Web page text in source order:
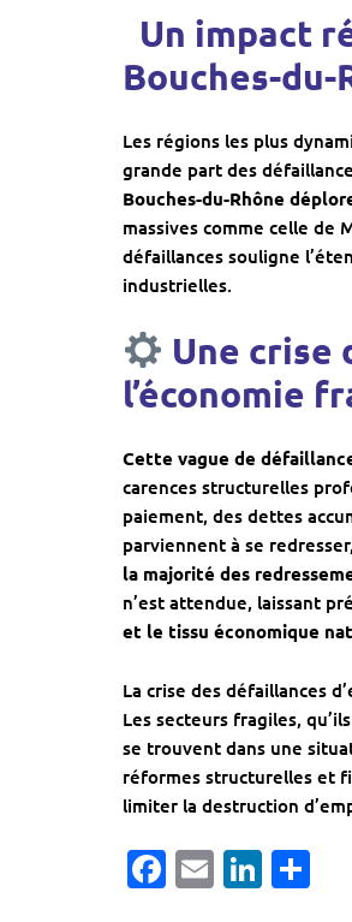
Un impact
Bouches-
Les régions les plus
grande part des
Bouches-du-Rhône
massives comme celle de
défaillances souligne
industrielles.
Une crise
l’économie
Cette vague de
carences structurelles
paiement, des dettes
parviennent à se
la majorité des
n’est attendue, laissant
et le tissu économique
La crise des défaillances
Les secteurs fragiles,
se trouvent dans une
réformes structurelles et
limiter la destruction
Facebook
Email